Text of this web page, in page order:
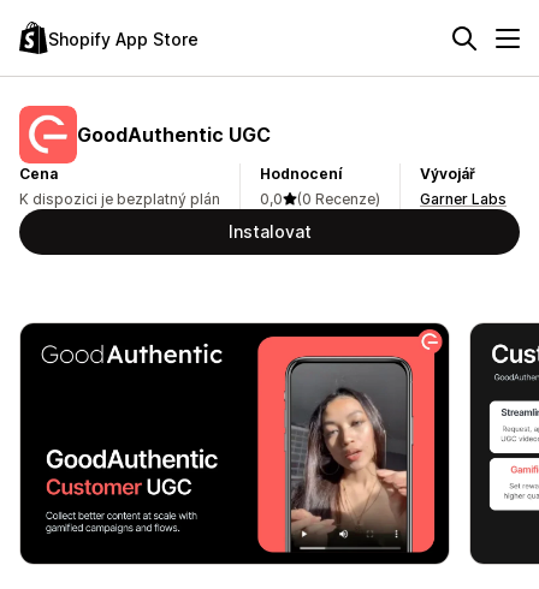
Shopify App Store
GoodAuthentic UGC
Cena
K dispozici je bezplatný plán
Hodnocení
0,0
(0 Recenze)
Vývojář
Garner Labs
Instalovat